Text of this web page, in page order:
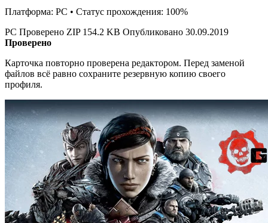
Платформа: PC • Статус прохождения: 100%
PC Проверено ZIP 154.2 KB Опубликовано 30.09.2019
Проверено
Карточка повторно проверена редактором. Перед заменой
файлов всё равно сохраните резервную копию своего
профиля.